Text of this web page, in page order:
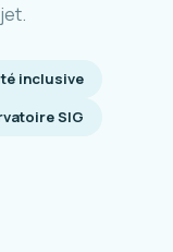
inclusive
SIG